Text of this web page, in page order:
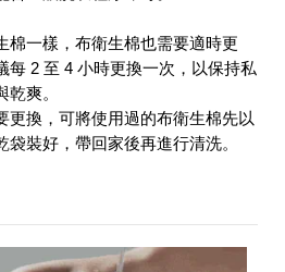
棉一樣，布衛生棉也需要適時更
每 2 至 4 小時更換一次，以保持私
乾爽。
更換，可將使用過的布衛生棉先以
袋裝好，帶回家後再進行清洗。